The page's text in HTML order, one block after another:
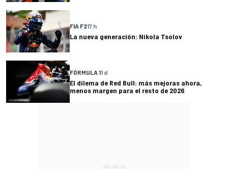
FIA F217 h
La nueva generación: Nikola Tsolov
FÓRMULA 11 d
El dilema de Red Bull: más mejoras ahora,
menos margen para el resto de 2026